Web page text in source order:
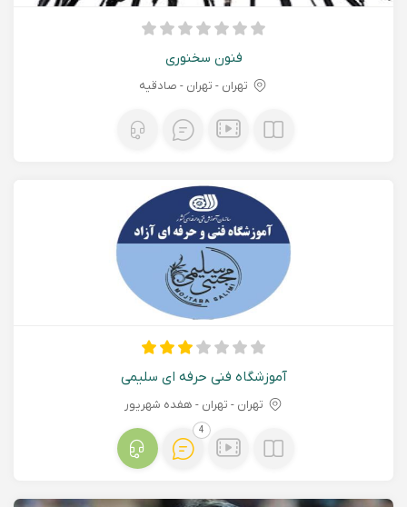
فنون سخنوری
تهران - تهران - صادقیه
آموزشگاه فنی حرفه ای سلیمی
تهران - تهران - هفده شهریور
4